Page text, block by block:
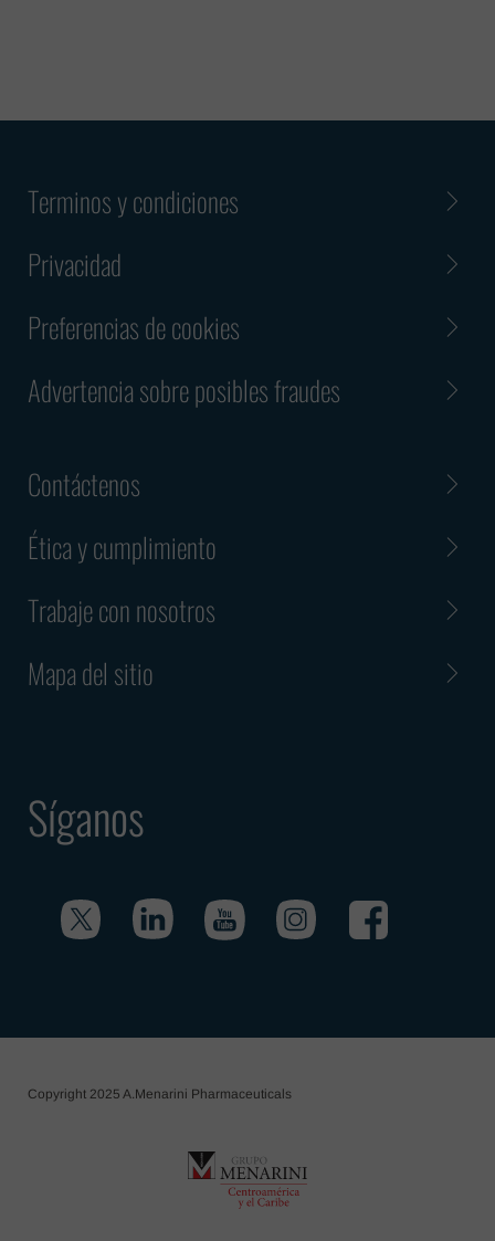
Terminos y condiciones
Privacidad
Preferencias de cookies
Advertencia sobre posibles fraudes
Contáctenos
Ética y cumplimiento
Trabaje con nosotros
Mapa del sitio
Síganos
Copyright 2025 A.Menarini Pharmaceuticals